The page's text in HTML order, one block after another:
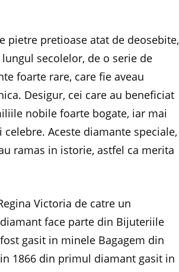
pietre pretioase atat de deosebite,
secolelor, de o serie de
foarte rare, care fie aveau
Desigur, cei care au beneficiat
nobile foarte bogate, iar mai
Aceste diamante speciale,
ramas in istorie, astfel ca merita
Victoria de catre un
face parte din Bijuteriile
gasit in minele Bagagem din
1866 din primul diamant gasit in